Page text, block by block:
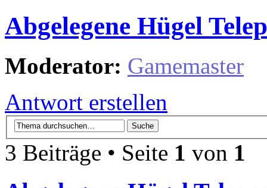
Abgelegene Hügel
Moderator: Gamemaster
Antwort erstellen
3 Beiträge • Seite 1 von 1